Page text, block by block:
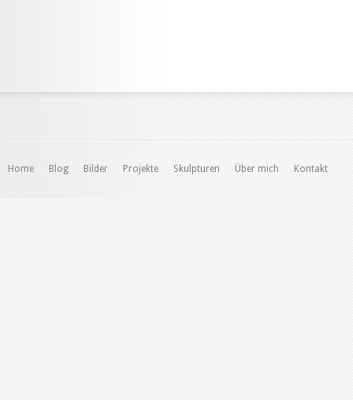
Home Blog Bilder Projekte Skulpturen Über mich Kontakt